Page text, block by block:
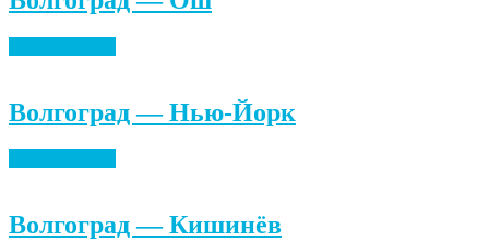
Волгоград — Нью-Йорк
Волгоград — Кишинёв